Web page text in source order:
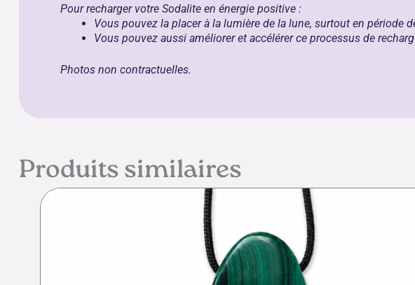
Pour recharger votre Sodalite en énergie positive :
Vous pouvez la placer à la lumière de la lune, surtout en période
Vous pouvez aussi améliorer et accélérer ce processus de
Photos non contractuelles.
Produits similaires